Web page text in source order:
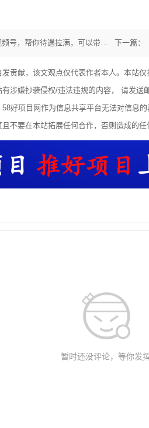
上一篇：一斗米旗下最新的发财视频号，帮你待遇拉满，可以带你起飞
贡献，该文观点仅代表作者本人。本站
涉嫌抄袭侵权/违法违规的内容， 请发送
好项目网作为信息共享平台无法对信息
不要在本站拓展任何合作，否则造成的任
暂时还没评论，等你发